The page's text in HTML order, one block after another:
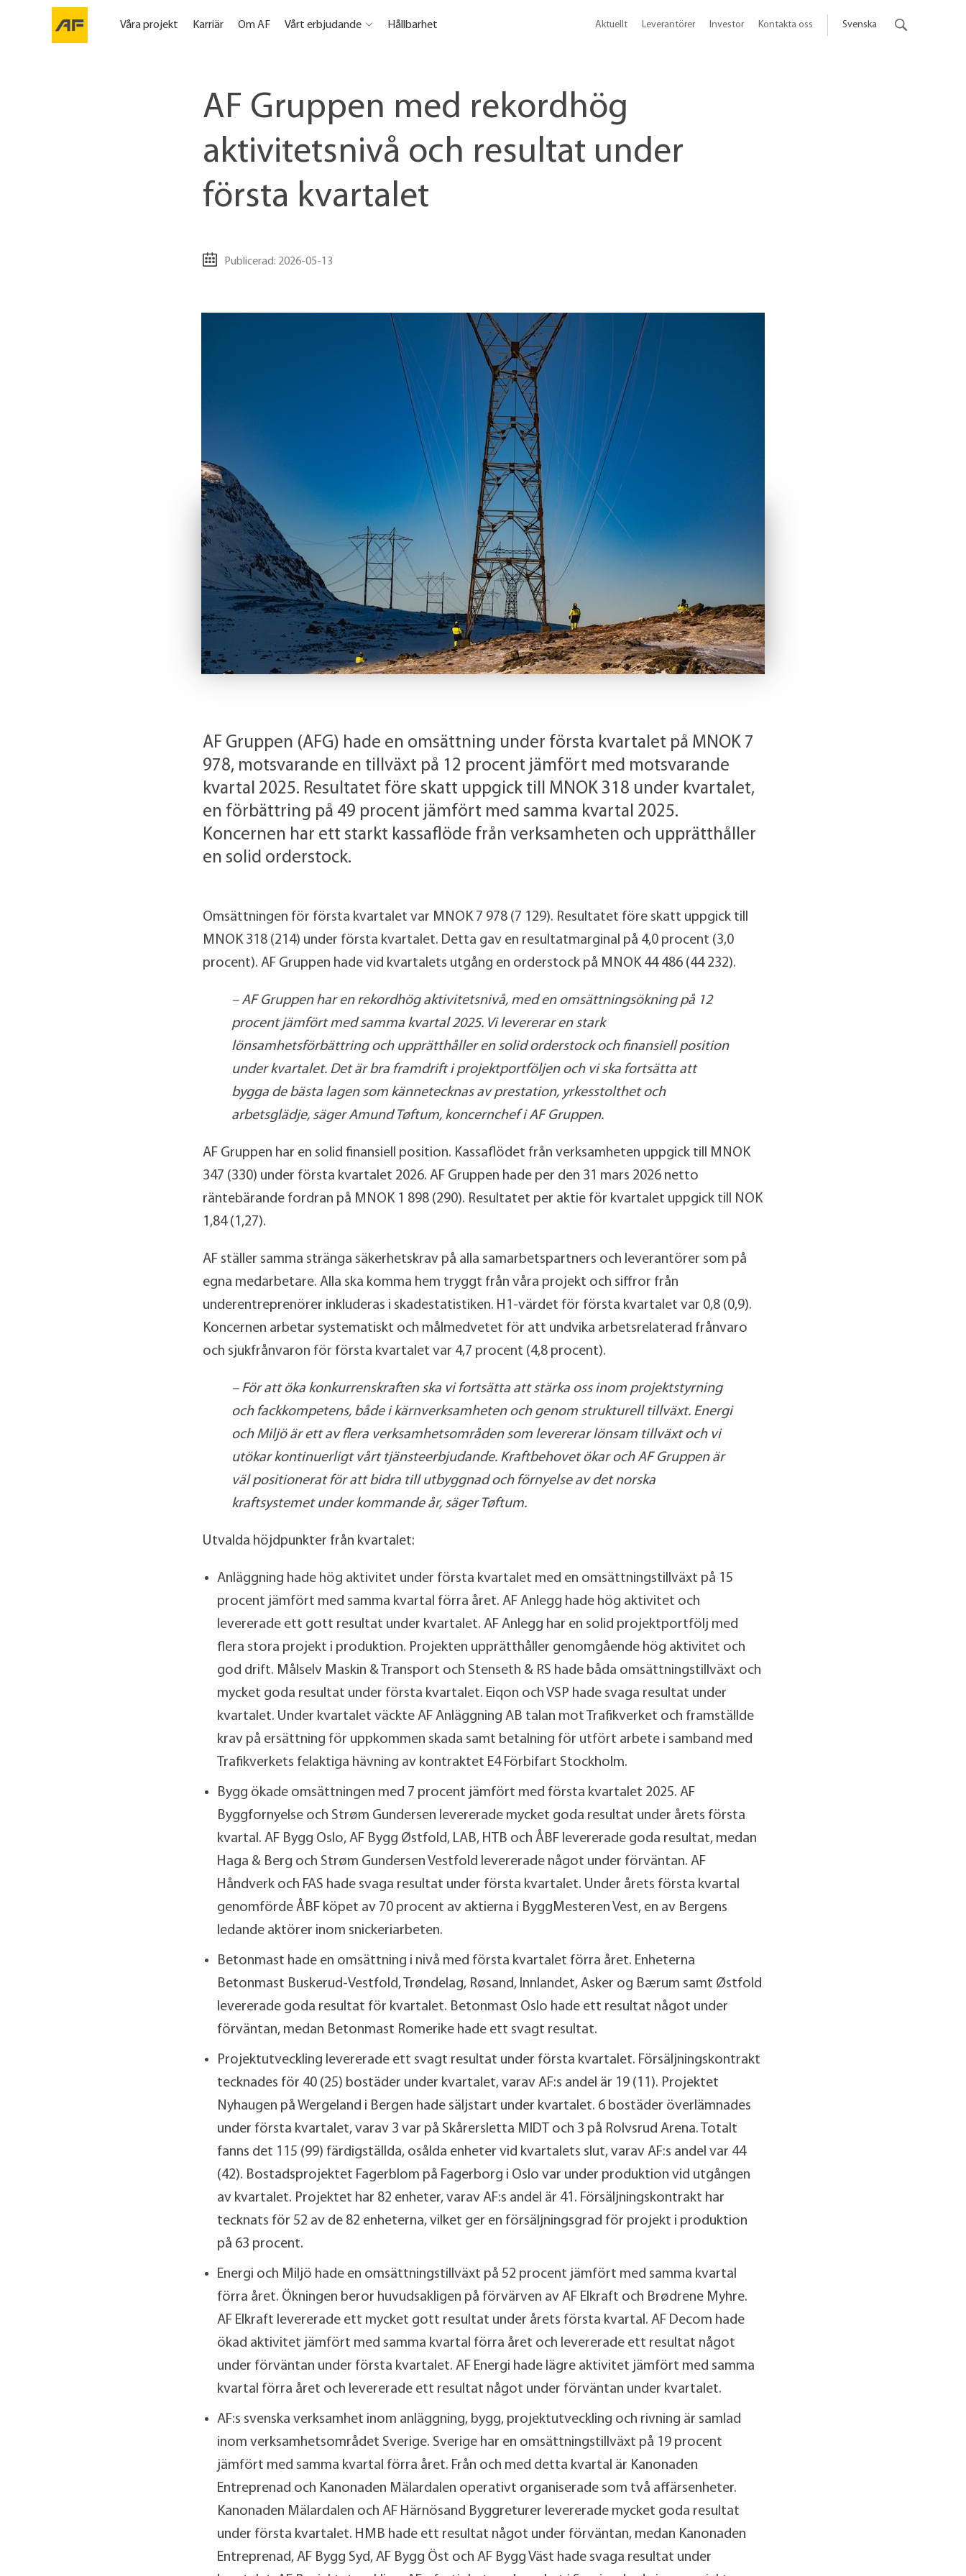
Våra projekt Karriär Om AF Vårt erbjudande Hållbarhet Aktuellt Leverantörer Investor Kontakta oss Svenska
AF Gruppen med rekordhög
aktivitetsnivå och resultat under
första kvartalet
Publicerad: 2026-05-13
AF Gruppen (AFG) hade en omsättning under första kvartalet på MNOK 7
978, motsvarande en tillväxt på 12 procent jämfört med motsvarande
kvartal 2025. Resultatet före skatt uppgick till MNOK 318 under kvartalet,
en förbättring på 49 procent jämfört med samma kvartal 2025.
Koncernen har ett starkt kassaflöde från verksamheten och upprätthåller
en solid orderstock.
Omsättningen för första kvartalet var MNOK 7 978 (7 129). Resultatet före skatt uppgick till
MNOK 318 (214) under första kvartalet. Detta gav en resultatmarginal på 4,0 procent (3,0
procent). AF Gruppen hade vid kvartalets utgång en orderstock på MNOK 44 486 (44 232).
– AF Gruppen har en rekordhög aktivitetsnivå, med en omsättningsökning på 12
procent jämfört med samma kvartal 2025. Vi levererar en stark
lönsamhetsförbättring och upprätthåller en solid orderstock och finansiell position
under kvartalet. Det är bra framdrift i projektportföljen och vi ska fortsätta att
bygga de bästa lagen som kännetecknas av prestation, yrkesstolthet och
arbetsglädje, säger Amund Tøftum, koncernchef i AF Gruppen.
AF Gruppen har en solid finansiell position. Kassaflödet från verksamheten uppgick till MNOK
347 (330) under första kvartalet 2026. AF Gruppen hade per den 31 mars 2026 netto
räntebärande fordran på MNOK 1 898 (290). Resultatet per aktie för kvartalet uppgick till NOK
1,84 (1,27).
AF ställer samma stränga säkerhetskrav på alla samarbetspartners och leverantörer som på
egna medarbetare. Alla ska komma hem tryggt från våra projekt och siffror från
underentreprenörer inkluderas i skadestatistiken. H1-värdet för första kvartalet var 0,8 (0,9).
Koncernen arbetar systematiskt och målmedvetet för att undvika arbetsrelaterad frånvaro
och sjukfrånvaron för första kvartalet var 4,7 procent (4,8 procent).
– För att öka konkurrenskraften ska vi fortsätta att stärka oss inom projektstyrning
och fackkompetens, både i kärnverksamheten och genom strukturell tillväxt. Energi
och Miljö är ett av flera verksamhetsområden som levererar lönsam tillväxt och vi
utökar kontinuerligt vårt tjänsteerbjudande. Kraftbehovet ökar och AF Gruppen är
väl positionerat för att bidra till utbyggnad och förnyelse av det norska
kraftsystemet under kommande år, säger Tøftum.
Utvalda höjdpunkter från kvartalet:
Anläggning hade hög aktivitet under första kvartalet med en omsättningstillväxt på 15
procent jämfört med samma kvartal förra året. AF Anlegg hade hög aktivitet och
levererade ett gott resultat under kvartalet. AF Anlegg har en solid projektportfölj med
flera stora projekt i produktion. Projekten upprätthåller genomgående hög aktivitet och
god drift. Målselv Maskin & Transport och Stenseth & RS hade båda omsättningstillväxt och
mycket goda resultat under första kvartalet. Eiqon och VSP hade svaga resultat under
kvartalet. Under kvartalet väckte AF Anläggning AB talan mot Trafikverket och framställde
krav på ersättning för uppkommen skada samt betalning för utfört arbete i samband med
Trafikverkets felaktiga hävning av kontraktet E4 Förbifart Stockholm.
Bygg ökade omsättningen med 7 procent jämfört med första kvartalet 2025. AF
Byggfornyelse och Strøm Gundersen levererade mycket goda resultat under årets första
kvartal. AF Bygg Oslo, AF Bygg Østfold, LAB, HTB och ÅBF levererade goda resultat, medan
Haga & Berg och Strøm Gundersen Vestfold levererade något under förväntan. AF
Håndverk och FAS hade svaga resultat under första kvartalet. Under årets första kvartal
genomförde ÅBF köpet av 70 procent av aktierna i ByggMesteren Vest, en av Bergens
ledande aktörer inom snickeriarbeten.
Betonmast hade en omsättning i nivå med första kvartalet förra året. Enheterna
Betonmast Buskerud-Vestfold, Trøndelag, Røsand, Innlandet, Asker og Bærum samt Østfold
levererade goda resultat för kvartalet. Betonmast Oslo hade ett resultat något under
förväntan, medan Betonmast Romerike hade ett svagt resultat.
Projektutveckling levererade ett svagt resultat under första kvartalet. Försäljningskontrakt
tecknades för 40 (25) bostäder under kvartalet, varav AF:s andel är 19 (11). Projektet
Nyhaugen på Wergeland i Bergen hade säljstart under kvartalet. 6 bostäder överlämnades
under första kvartalet, varav 3 var på Skårersletta MIDT och 3 på Rolvsrud Arena. Totalt
fanns det 115 (99) färdigställda, osålda enheter vid kvartalets slut, varav AF:s andel var 44
(42). Bostadsprojektet Fagerblom på Fagerborg i Oslo var under produktion vid utgången
av kvartalet. Projektet har 82 enheter, varav AF:s andel är 41. Försäljningskontrakt har
tecknats för 52 av de 82 enheterna, vilket ger en försäljningsgrad för projekt i produktion
på 63 procent.
Energi och Miljö hade en omsättningstillväxt på 52 procent jämfört med samma kvartal
förra året. Ökningen beror huvudsakligen på förvärven av AF Elkraft och Brødrene Myhre.
AF Elkraft levererade ett mycket gott resultat under årets första kvartal. AF Decom hade
ökad aktivitet jämfört med samma kvartal förra året och levererade ett resultat något
under förväntan under första kvartalet. AF Energi hade lägre aktivitet jämfört med samma
kvartal förra året och levererade ett resultat något under förväntan under kvartalet.
AF:s svenska verksamhet inom anläggning, bygg, projektutveckling och rivning är samlad
inom verksamhetsområdet Sverige. Sverige har en omsättningstillväxt på 19 procent
jämfört med samma kvartal förra året. Från och med detta kvartal är Kanonaden
Entreprenad och Kanonaden Mälardalen operativt organiserade som två affärsenheter.
Kanonaden Mälardalen och AF Härnösand Byggreturer levererade mycket goda resultat
under första kvartalet. HMB hade ett resultat något under förväntan, medan Kanonaden
Entreprenad, AF Bygg Syd, AF Bygg Öst och AF Bygg Väst hade svaga resultat under